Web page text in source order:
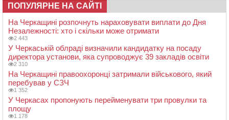
ПОПУЛЯРНЕ НА САЙТІ
На Черкащині розпочнуть нараховувати виплати до Дня
Незалежності: хто і скільки може отримати
2 443
У Черкаській облраді визначили кандидатку на посаду
директора установи, яка супроводжує 39 закладів освіти
2 310
На Черкащині правоохоронці затримали військового, який
перебував у СЗЧ
1 352
У Черкасах пропонують перейменувати три провулки та
площу
1 178